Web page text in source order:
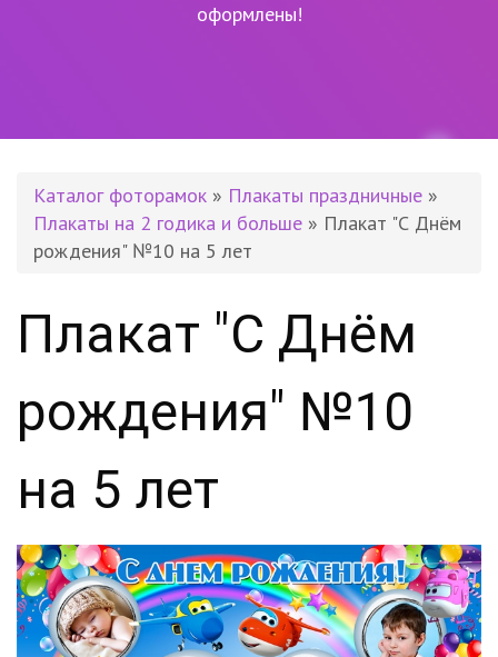
оформлены!
Каталог фоторамок » Плакаты праздничные »
Плакаты на 2 годика и больше » Плакат "С Днём
рождения" №10 на 5 лет
Плакат "С Днём
рождения" №10
на 5 лет